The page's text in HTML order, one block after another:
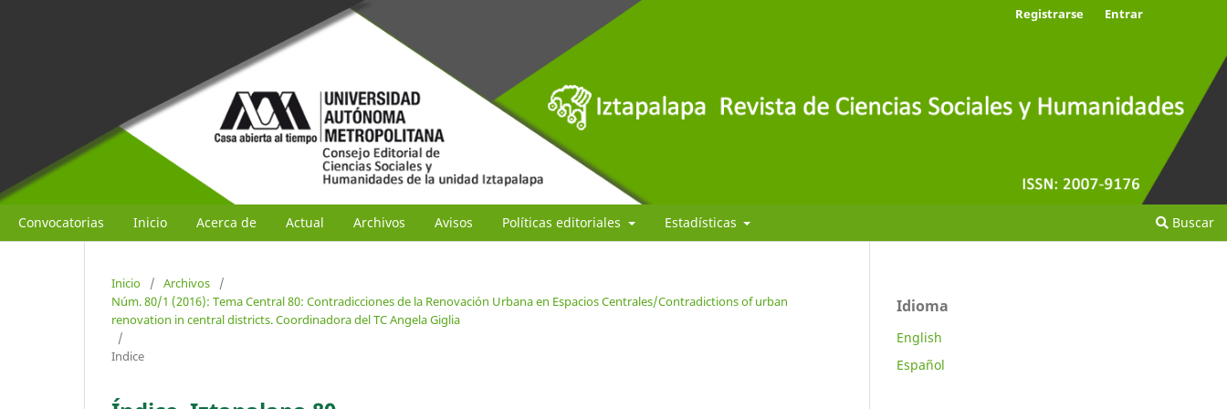
Convocatorias Inicio Acerca de Actual Archivos Avisos Políticas editoriales Estadísticas Buscar
Registrarse Entrar
Inicio / Archivos
/
Núm. 80/1 (2016): Tema Central 80: Contradicciones de la Renovación Urbana en Espacios Centrales/Contradictions of urban
renovation in central districts. Coordinadora del TC Angela Giglia
/
Indice
Idioma
English
Español